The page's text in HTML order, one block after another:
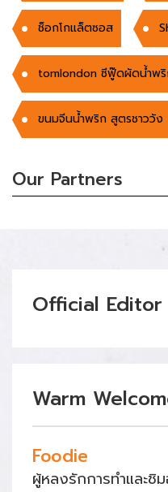
ช็อกโกแล็ตซอส
tomlondon ซีฟู๊ดผัดน้ำพริ
ขนมจีนน้ำพริก สูตรชาววัง
Our Partners
Official Editor
Warm
Foodie
ผู้หลงรักการทำและชิม